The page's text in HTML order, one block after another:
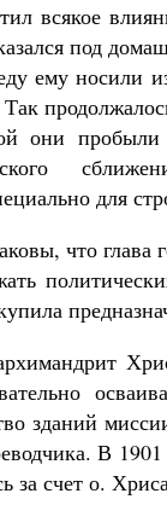
всякое
под
ему носили
они
для
что глава
зданий
В
за счет о.